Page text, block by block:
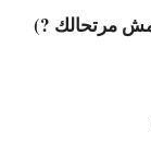
مش مرتحالك ?)